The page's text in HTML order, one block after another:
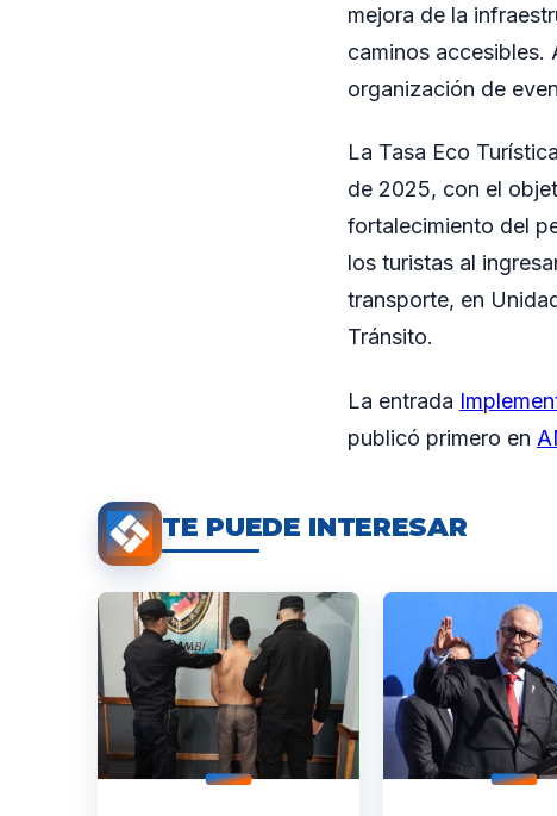
mejora de la
caminos accesibles.
organización de
La Tasa Eco
de 2025, con el
fortalecimiento del
los turistas al
transporte, en
Tránsito.
La entrada
publicó primero en
TE PUEDE INTERESAR